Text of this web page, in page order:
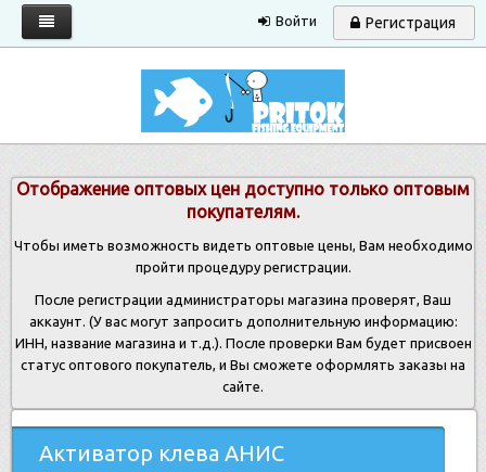
Войти Регистрация
Отображение оптовых цен доступно только оптовым
покупателям.
Чтобы иметь возможность видеть оптовые цены, Вам необходимо
пройти процедуру регистрации.
После регистрации администраторы магазина проверят, Ваш
аккаунт. (У вас могут запросить дополнительную информацию:
ИНН, название магазина и т.д.). После проверки Вам будет присвоен
статус оптового покупатель, и Вы сможете оформлять заказы на
сайте.
Активатор клева АНИС
Запрос прайса
Условия работы
Новости